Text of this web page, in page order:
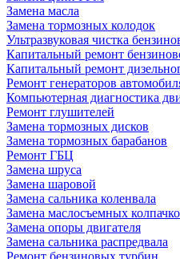
Замена масла
Замена тормозных колодок
Ультразвуковая чистка
Капитальный ремонт
Капитальный ремонт
Ремонт генераторов
Компьютерная диагностика
Ремонт глушителей
Замена тормозных дисков
Замена тормозных барабанов
Ремонт ГБЦ
Замена шруса
Замена шаровой
Замена сальника коленвала
Замена маслосъемных
Замена опоры двигателя
Замена сальника распредвала
Ремонт бензиновых турбин